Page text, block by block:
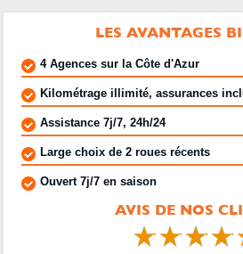
LES AVANTAGES
4 Agences sur la Côte d'Azur
Kilométrage illimité, assurances
Assistance 7j/7, 24h/24
Large choix de 2 roues récents
Ouvert 7j/7 en saison
AVIS DE NOS